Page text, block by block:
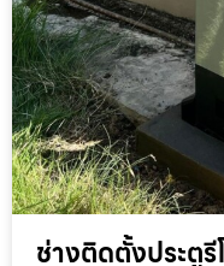
ช่างติดตั้งประตูรี